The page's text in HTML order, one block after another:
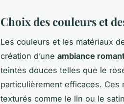
Choix des couleurs et
Les couleurs et les matériaux
création d’une ambiance
teintes douces telles que le
particulièrement efficaces. Ces
texturés comme le lin ou le